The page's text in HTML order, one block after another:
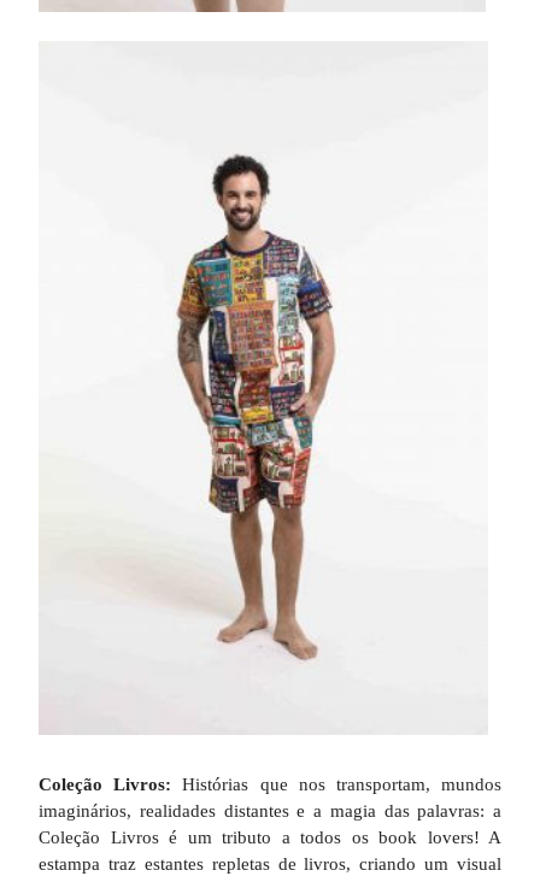
Coleção Livros:Histórias que nos transportam, mundos
imaginários, realidades distantes e a magia das palavras: a
Coleção Livros é um tributo a todos os book lovers! A
estampa traz estantes repletas de livros, criando um visual